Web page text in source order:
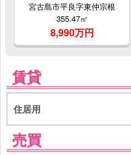
賃貸
住居用
売買
宮古島市平良字東仲宗根
355.47㎡
8,990万円